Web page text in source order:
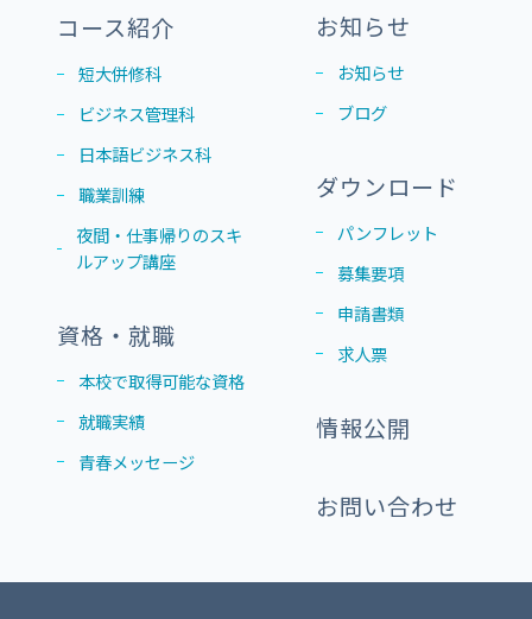
コース紹介
短大併修科
ビジネス管理科
日本語ビジネス科
職業訓練
夜間・仕事帰りのスキ
ルアップ講座
資格・就職
本校で取得可能な資格
就職実績
青春メッセージ
お知らせ
お知らせ
ブログ
ダウンロード
パンフレット
募集要項
申請書類
求人票
情報公開
お問い合わせ